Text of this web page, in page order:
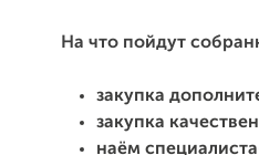
На что пойдут
закупка
закупка
наём